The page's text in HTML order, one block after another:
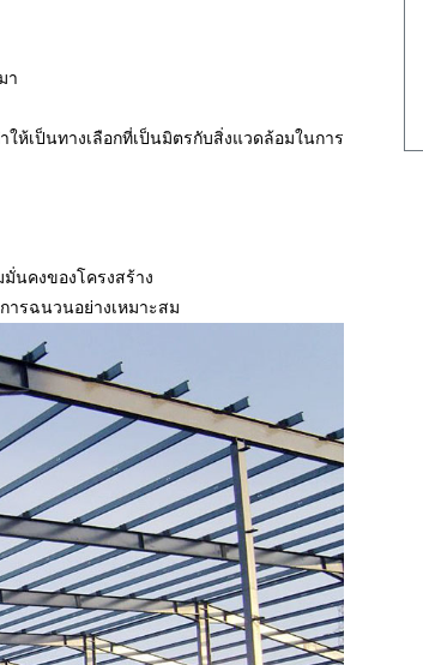
า
เป็นทางเลือกที่เป็นมิตรกับสิ่งแวดล้อมในการ
นคงของโครงสร้าง
ารฉนวนอย่างเหมาะสม